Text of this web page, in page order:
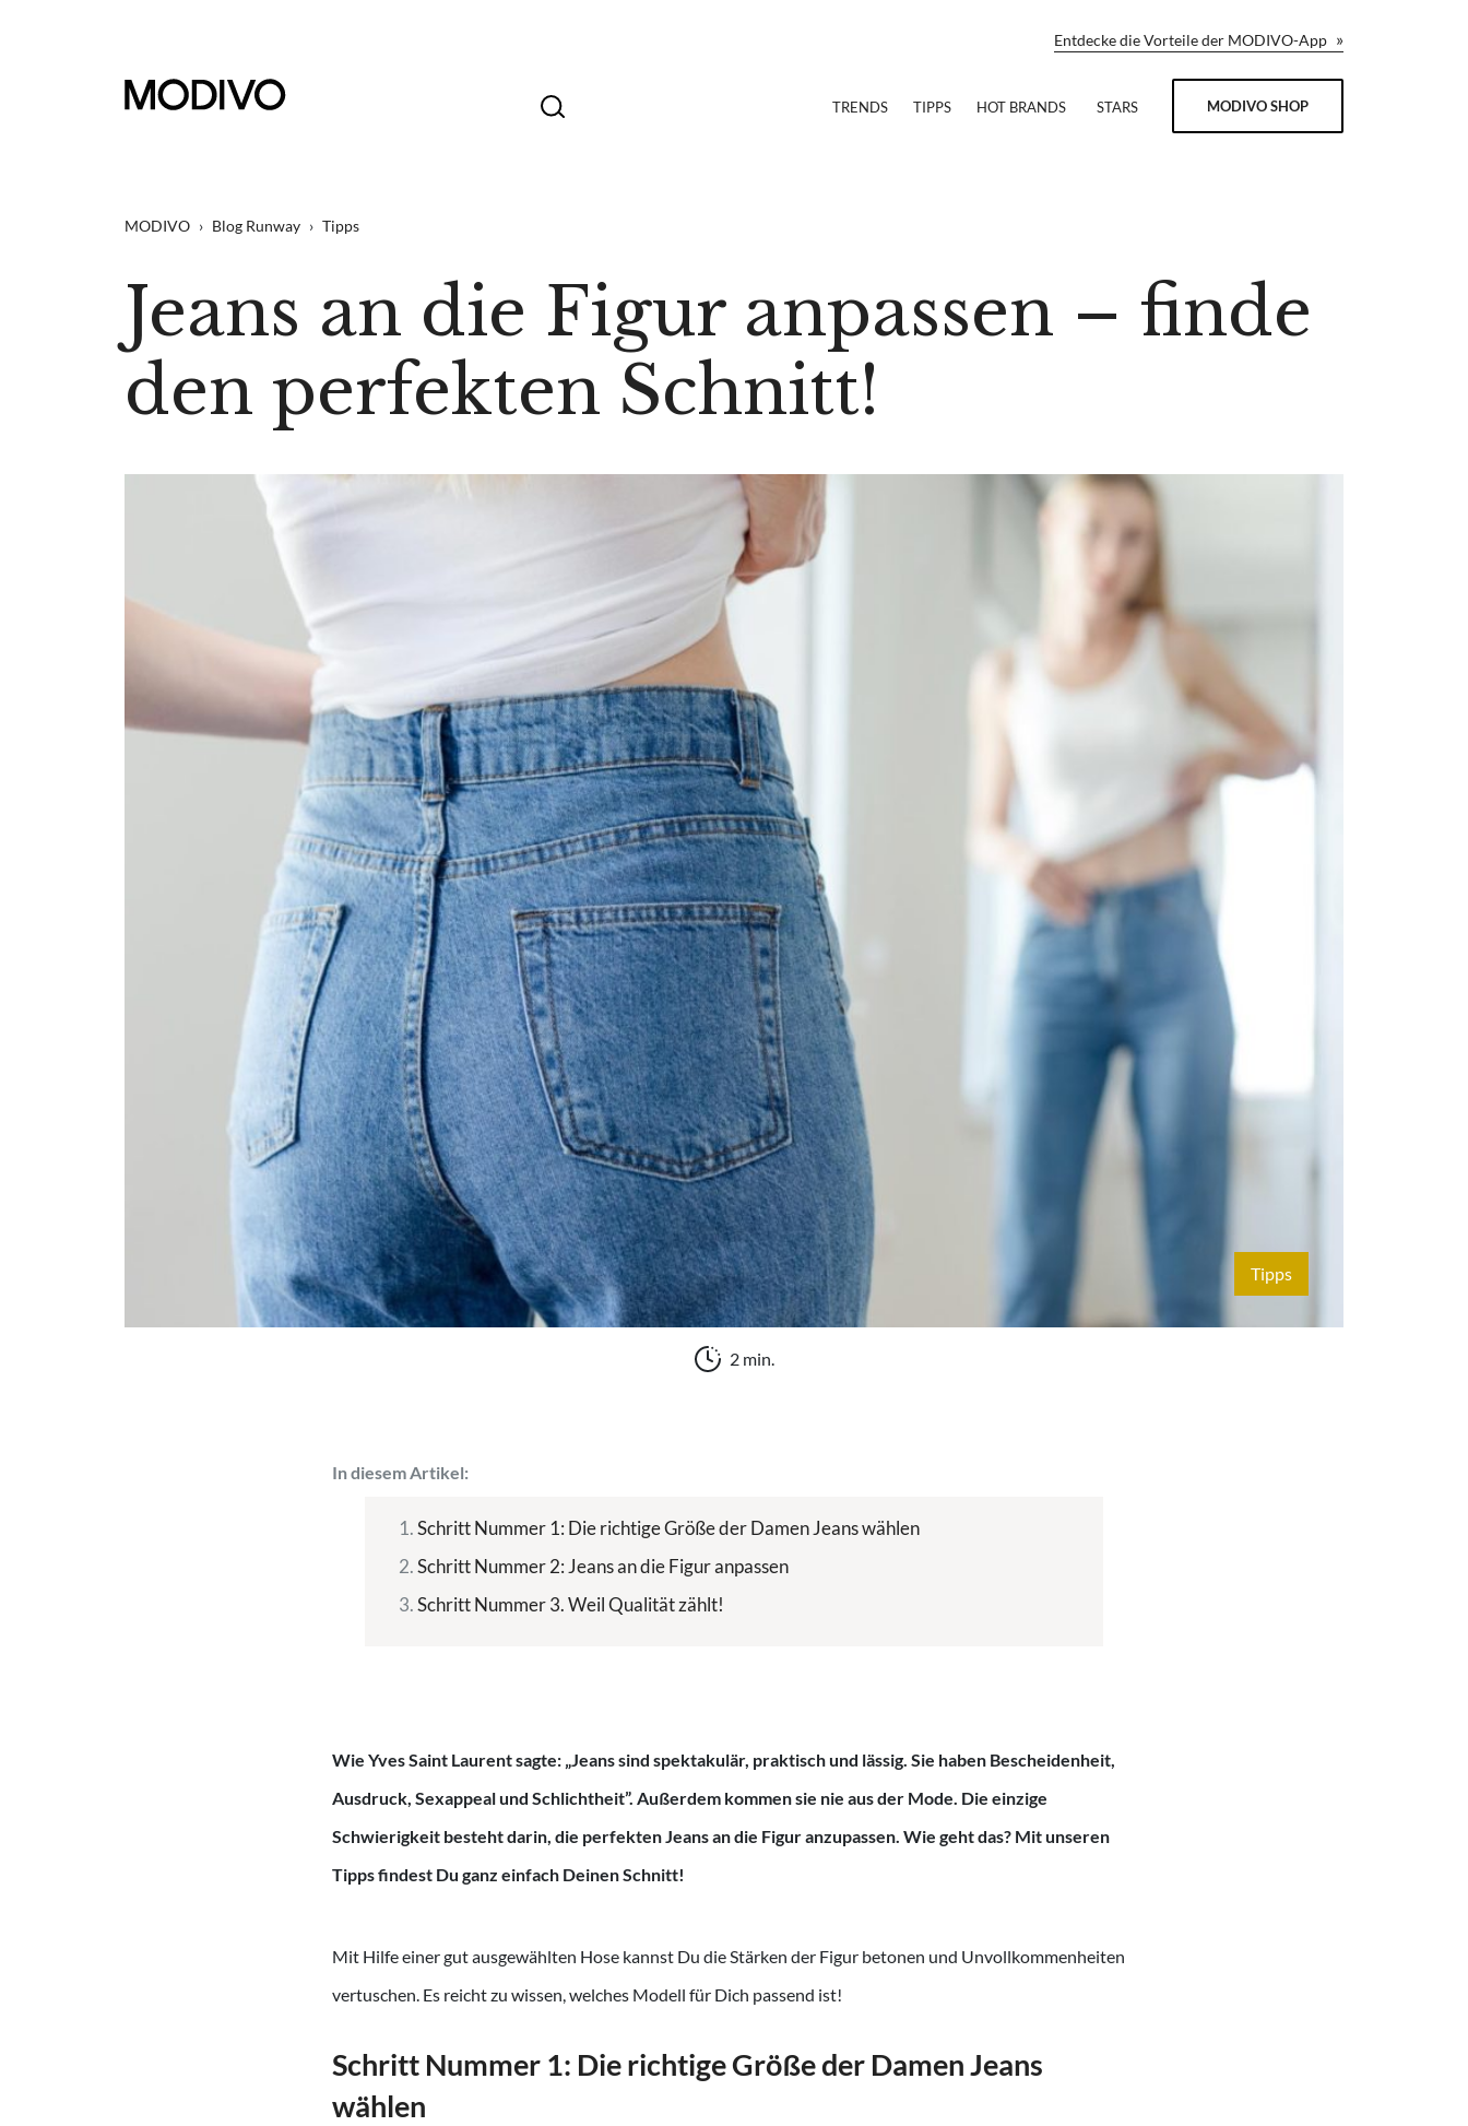
Entdecke die Vorteile der MODIVO-App »
TRENDS TIPPS HOT BRANDS STARS MODIVO SHOP
MODIVO › Blog Runway › Tipps
Jeans an die Figur anpassen – finde
den perfekten Schnitt!
Tipps
2 min.
In diesem Artikel:
Schritt Nummer 1: Die richtige Größe der Damen Jeans wählen
Schritt Nummer 2: Jeans an die Figur anpassen
Schritt Nummer 3. Weil Qualität zählt!
Wie Yves Saint Laurent sagte: „Jeans sind spektakulär, praktisch und lässig. Sie haben Bescheidenheit,
Ausdruck, Sexappeal und Schlichtheit”. Außerdem kommen sie nie aus der Mode. Die einzige
Schwierigkeit besteht darin, die perfekten Jeans an die Figur anzupassen. Wie geht das? Mit unseren
Tipps findest Du ganz einfach Deinen Schnitt!
Mit Hilfe einer gut ausgewählten Hose kannst Du die Stärken der Figur betonen und Unvollkommenheiten
vertuschen. Es reicht zu wissen, welches Modell für Dich passend ist!
Schritt Nummer 1: Die richtige Größe der Damen Jeans
wählen